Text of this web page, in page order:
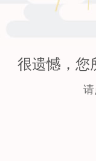
很遗憾，您